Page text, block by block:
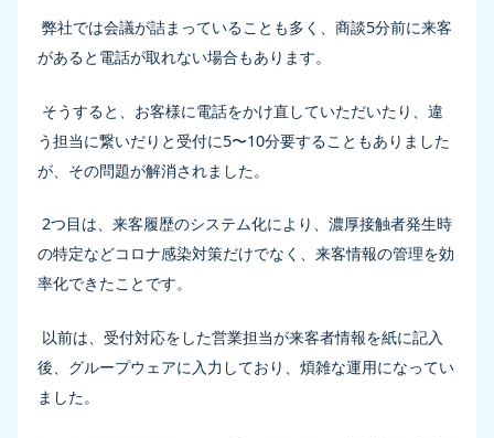
弊社では会議が詰まっていることも多く、商談5分前に来客
があると電話が取れない場合もあります。
そうすると、お客様に電話をかけ直していただいたり、違
う担当に繋いだりと受付に5〜10分要することもありました
が、その問題が解消されました。
2つ目は、来客履歴のシステム化により、濃厚接触者発生時
の特定などコロナ感染対策だけでなく、来客情報の管理を効
率化できたことです。
以前は、受付対応をした営業担当が来客者情報を紙に記入
後、グループウェアに入力しており、煩雑な運用になってい
ました。